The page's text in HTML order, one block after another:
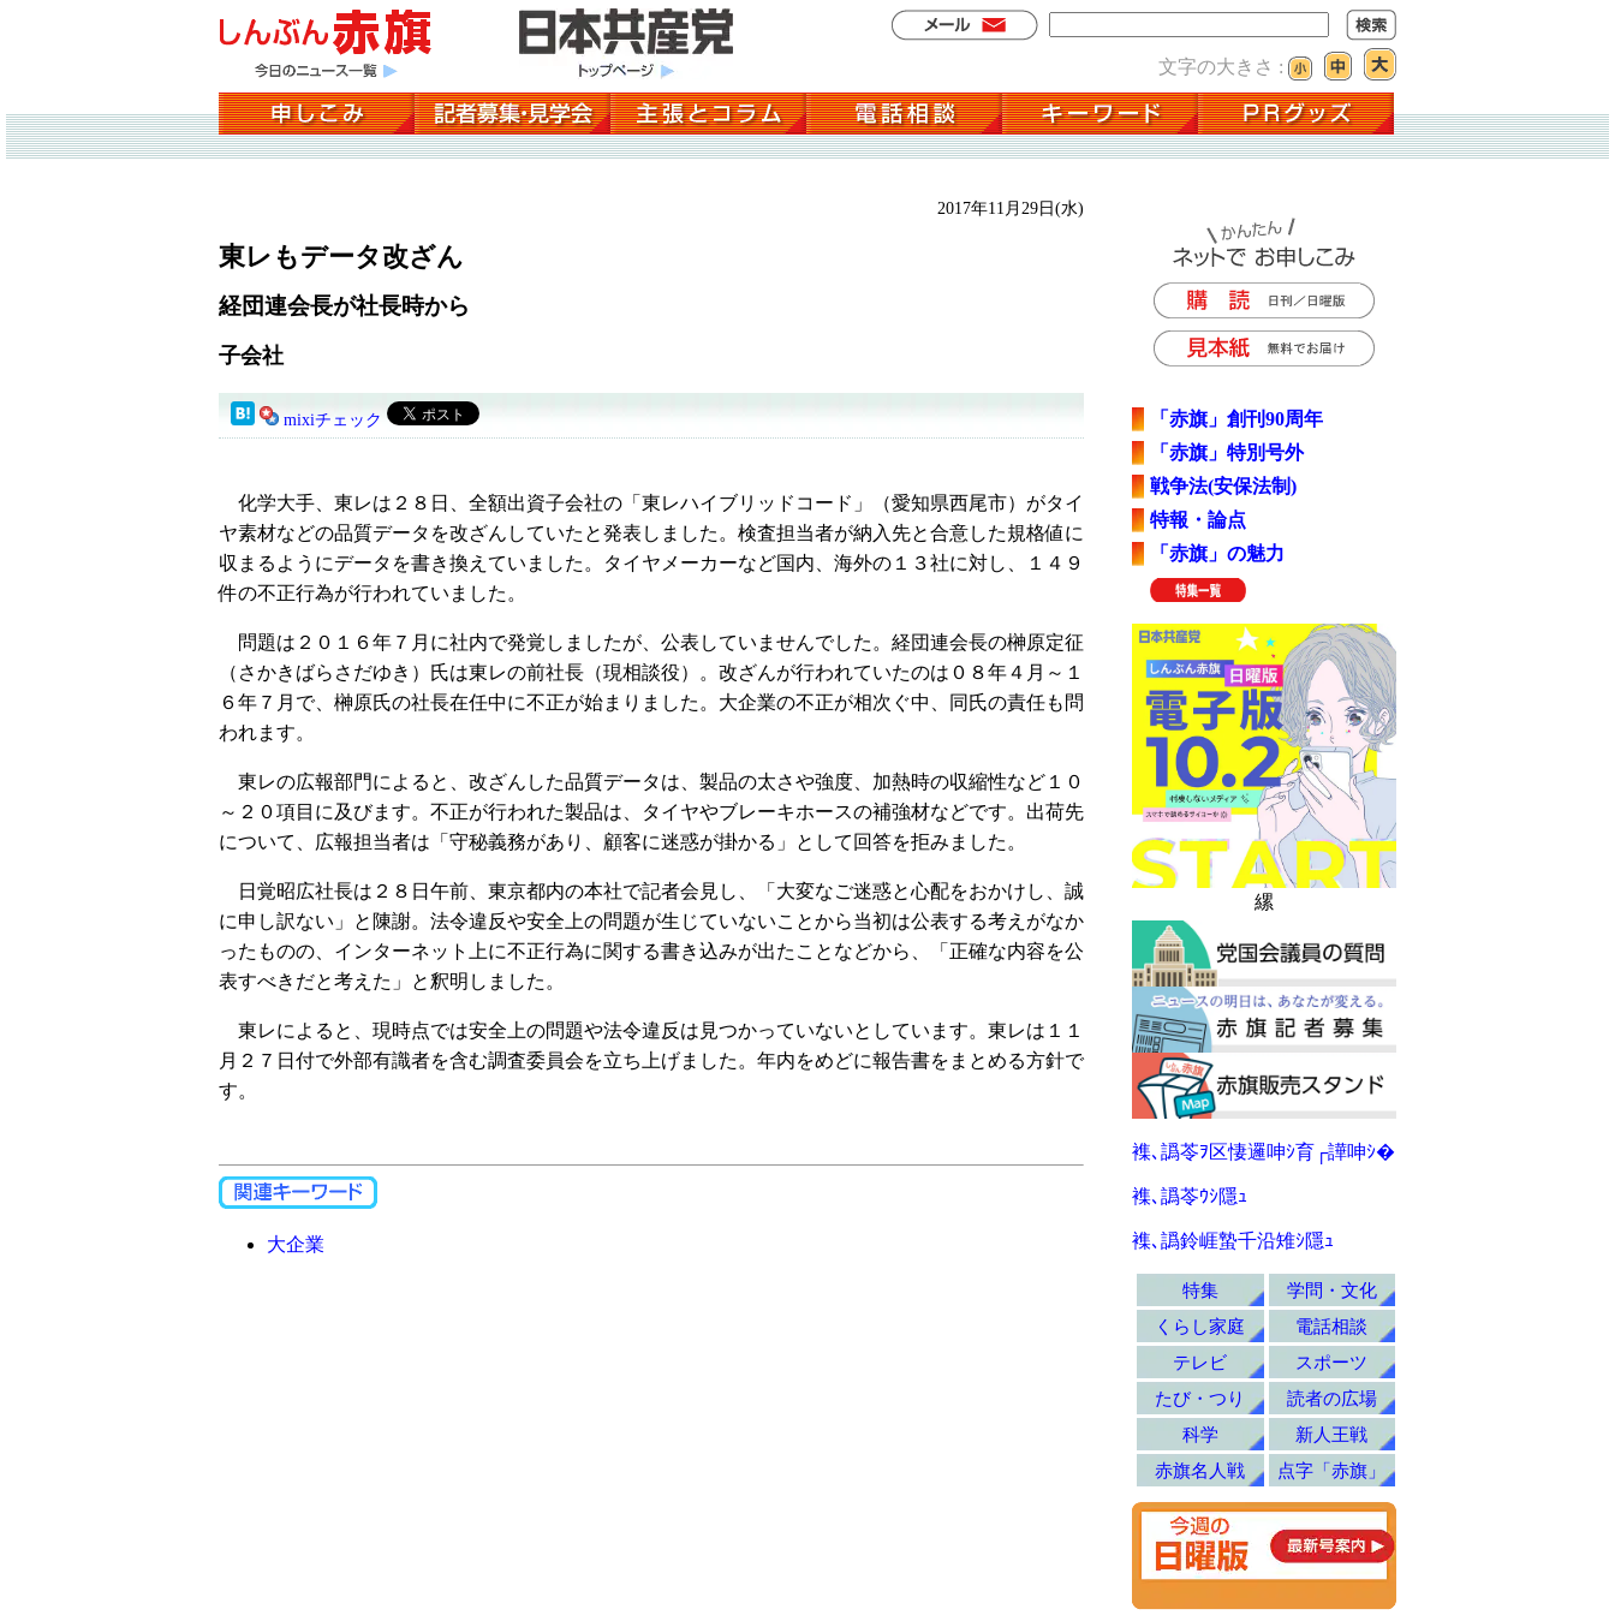
文字の大きさ :
2017年11月29日(水)
東レもデータ改ざん
経団連会長が社長時から
子会社
mixiチェック
化学大手、東レは２８日、全額出資子会社の「東レハイブリッドコード」（愛知県西尾市）がタイ
ヤ素材などの品質データを改ざんしていたと発表しました。検査担当者が納入先と合意した規格値に
収まるようにデータを書き換えていました。タイヤメーカーなど国内、海外の１３社に対し、１４９
件の不正行為が行われていました。
問題は２０１６年７月に社内で発覚しましたが、公表していませんでした。経団連会長の榊原定征
（さかきばらさだゆき）氏は東レの前社長（現相談役）。改ざんが行われていたのは０８年４月～１
６年７月で、榊原氏の社長在任中に不正が始まりました。大企業の不正が相次ぐ中、同氏の責任も問
われます。
東レの広報部門によると、改ざんした品質データは、製品の太さや強度、加熱時の収縮性など１０
～２０項目に及びます。不正が行われた製品は、タイヤやブレーキホースの補強材などです。出荷先
について、広報担当者は「守秘義務があり、顧客に迷惑が掛かる」として回答を拒みました。
日覚昭広社長は２８日午前、東京都内の本社で記者会見し、「大変なご迷惑と心配をおかけし、誠
に申し訳ない」と陳謝。法令違反や安全上の問題が生じていないことから当初は公表する考えがなか
ったものの、インターネット上に不正行為に関する書き込みが出たことなどから、「正確な内容を公
表すべきだと考えた」と釈明しました。
東レによると、現時点では安全上の問題や法令違反は見つかっていないとしています。東レは１１
月２７日付で外部有識者を含む調査委員会を立ち上げました。年内をめどに報告書をまとめる方針で
す。
大企業
「赤旗」創刊90周年
「赤旗」特別号外
戦争法(安保法制)
特報・論点
「赤旗」の魅力
縲
襍､譌苓ｦ区悽邏呻ｼ育┌譁呻ｼ�
襍､譌苓ｳｼ隱ｭ
襍､譌鈴崕蟄千沿雉ｼ隱ｭ
特集
学問・文化
くらし家庭
電話相談
テレビ
スポーツ
たび・つり
読者の広場
科学
新人王戦
赤旗名人戦
点字「赤旗」